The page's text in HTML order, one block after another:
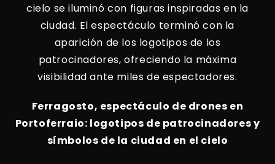
cielo se iluminó con figuras inspiradas en la
ciudad. El espectáculo terminó con la
aparición de los logotipos de los
patrocinadores, ofreciendo la máxima
visibilidad ante miles de espectadores.
Ferragosto, espectáculo de drones en
Portoferraio: logotipos de patrocinadores y
símbolos de la ciudad en el cielo